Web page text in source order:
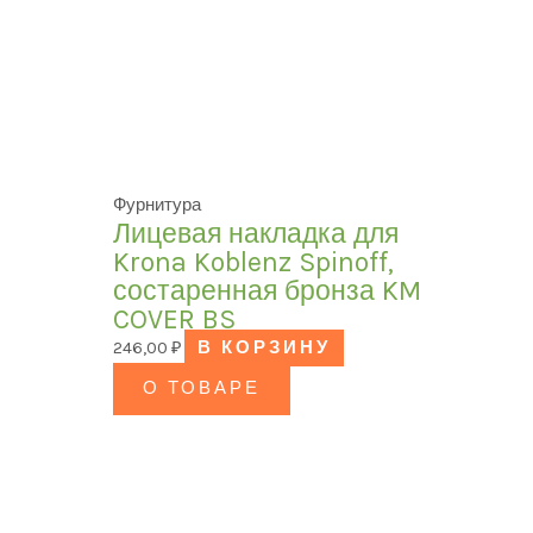
Фурнитура
Лицевая накладка для
Krona Koblenz Spinoff,
состаренная бронза KM
COVER BS
246,00₽
В КОРЗИНУ
О ТОВАРЕ